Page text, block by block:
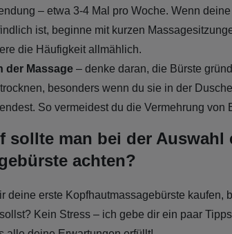
– etwa 3-4 Mal pro Woche. Wenn
ist, beginne mit kurzen
die Häufigkeit allmählich.
der Massage– denke daran, die Bürste
besonders wenn du sie in der
So vermeidest du die Vermehrung von
sollte man bei der Auswahl
achten?
deine erste Kopfhautmassagebürste kaufen,
Kein Stress – ich gebe dir ein paar